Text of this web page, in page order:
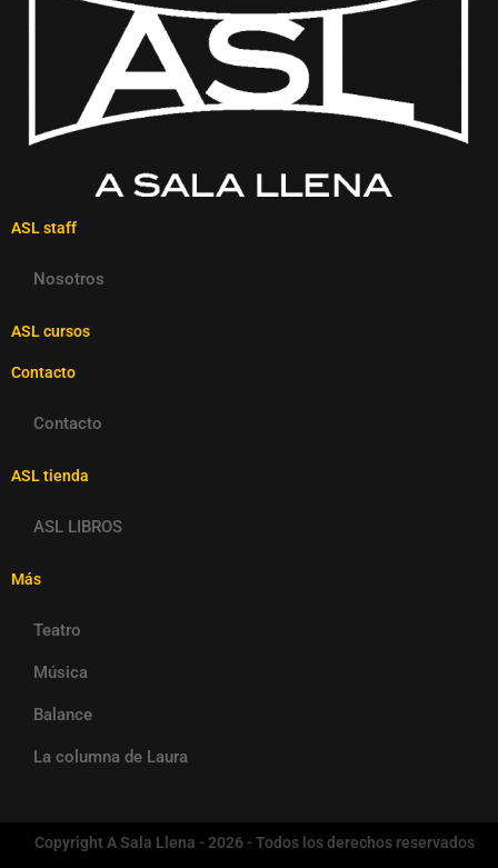
ASL staff
Nosotros
ASL cursos
Contacto
Contacto
ASL tienda
ASL LIBROS
Más
Teatro
Música
Balance
La columna de Laura
Copyright A Sala Llena - 2026 - Todos los derechos reservados